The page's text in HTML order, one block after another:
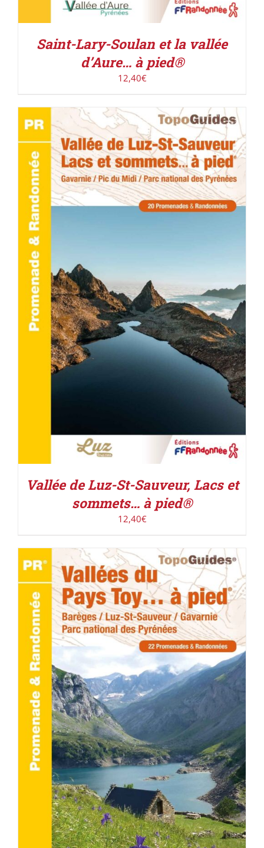
Saint-Lary-Soulan et la vallée
d’Aure… à pied®
12,40€
ACHETER LE PRODUIT / DÉTAILS
Vallée de Luz-St-Sauveur, Lacs et
sommets… à pied®
12,40€
ACHETER LE PRODUIT DÉTAILS